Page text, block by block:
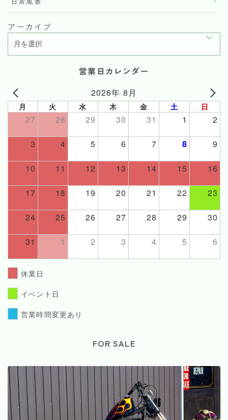
アーカイブ
営業日カレンダー
2026年 8月
月 火 水 木 金 土 日
27 28 29 30 31 1 2
3 4 5 6 7 8 9
10 11 12 13 14 15 16
17 18 19 20 21 22 23
24 25 26 27 28 29 30
31 1 2 3 4 5 6
休業日
イベント日
営業時間変更あり
FOR SALE